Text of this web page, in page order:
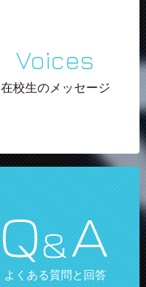
Voices
在校生のメッセージ
よくある質問と回答